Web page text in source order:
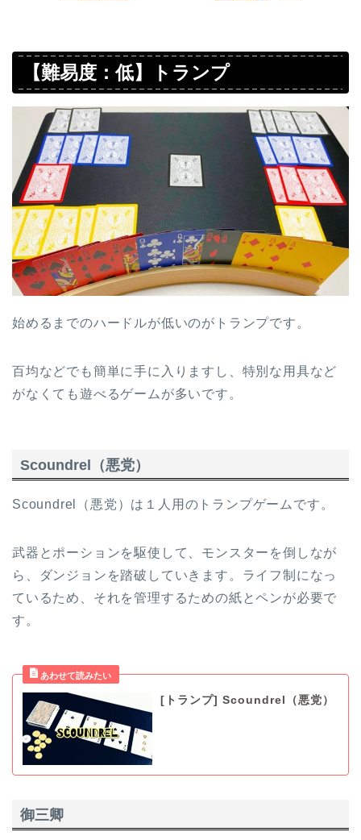
【難易度：低】トランプ
始めるまでのハードルが低いのがトランプです。
百均などでも簡単に手に入りますし、特別な用具など
がなくても遊べるゲームが多いです。
Scoundrel（悪党）
Scoundrel（悪党）は１人用のトランプゲームです。
武器とポーションを駆使して、モンスターを倒しなが
ら、ダンジョンを踏破していきます。ライフ制になっ
ているため、それを管理するための紙とペンが必要で
す。
[トランプ] Scoundrel（悪党）
御三卿